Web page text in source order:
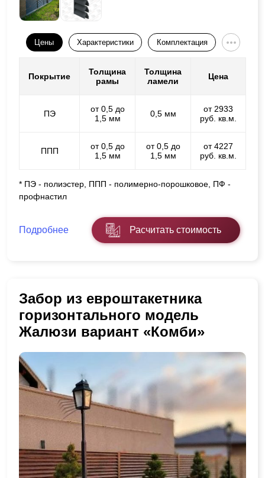
Цены Характеристики Комплектация
Покрытие
Толщина
рамы
Толщина
ламели
Цена
ПЭ
от 0,5 до
1,5 мм
0,5 мм
от 2933
руб. кв.м.
ППП
от 0,5 до
1,5 мм
от 0,5 до
1,5 мм
от 4227
руб. кв.м.
* ПЭ - полиэстер, ППП - полимерно-порошковое, ПФ -
профнастил
Подробнее Расчитать стоимость
Забор из евроштакетника
горизонтального модель
Жалюзи вариант «Комби»